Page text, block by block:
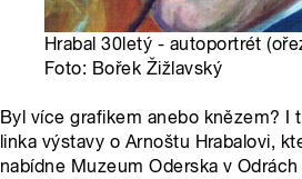
Hrabal 30letý - autoportrét
Foto: Bořek Žižlavský
Byl více grafikem anebo knězem? I
linka výstavy o Arnoštu Hrabalovi,
nabídne Muzeum Oderska v